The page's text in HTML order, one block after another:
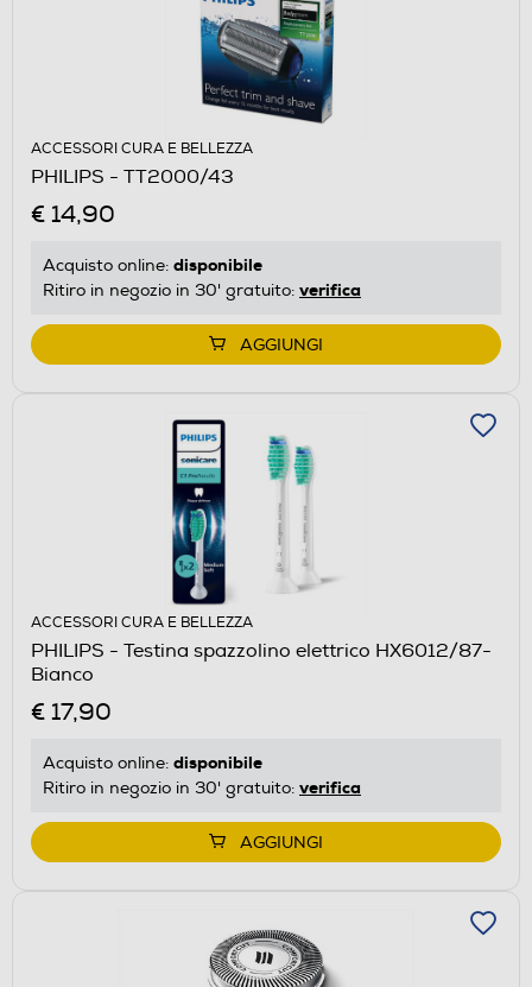
ACCESSORI CURA E BELLEZZA
PHILIPS - TT2000/43
€ 14,90
Acquisto online: disponibile
Ritiro in negozio in 30' gratuito: verifica
AGGIUNGI
ACCESSORI CURA E BELLEZZA
PHILIPS - Testina spazzolino elettrico HX6012/87-
Bianco
€ 17,90
Acquisto online: disponibile
Ritiro in negozio in 30' gratuito: verifica
AGGIUNGI